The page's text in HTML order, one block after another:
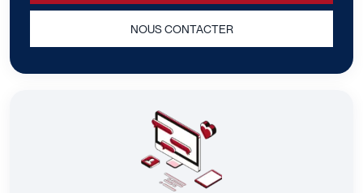
NOUS CONTACTER